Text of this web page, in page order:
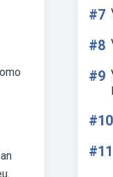
#7
#8
#9
#10
#11